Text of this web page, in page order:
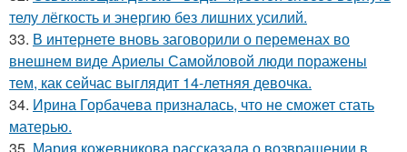
телу лёгкость и энергию без лишних усилий.
33. В интернете вновь заговорили о переменах во
внешнем виде Ариелы Самойловой люди поражены
тем, как сейчас выглядит 14-летняя девочка.
34. Ирина Горбачева призналась, что не сможет стать
матерью.